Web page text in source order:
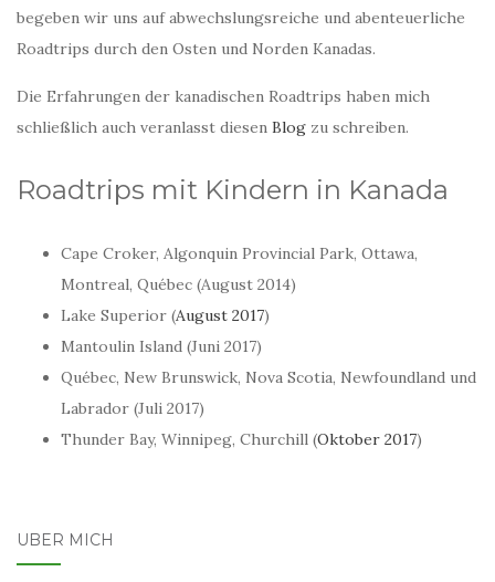
begeben wir uns auf abwechslungsreiche und abenteuerliche
Roadtrips durch den Osten und Norden Kanadas.
Die Erfahrungen der kanadischen Roadtrips haben mich
schließlich auch veranlasst diesen Blog zu schreiben.
Roadtrips mit Kindern in Kanada
Cape Croker, Algonquin Provincial Park, Ottawa,
Montreal, Québec (August 2014)
Lake Superior (August 2017)
Mantoulin Island (Juni 2017)
Québec, New Brunswick, Nova Scotia, Newfoundland und
Labrador (Juli 2017)
Thunder Bay, Winnipeg, Churchill (Oktober 2017)
ÜBER MICH